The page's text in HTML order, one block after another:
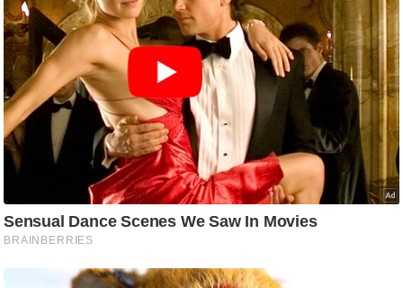
g
N
e
w
s
ला
स्टा
इ
ल
टे